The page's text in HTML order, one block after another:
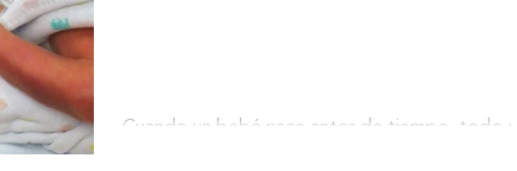
Cuando un bebé nace antes de tiempo, todo se